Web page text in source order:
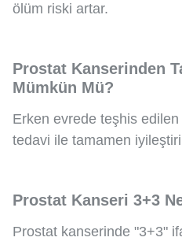
ölüm riski artar.
Prostat Kanserinden
Mümkün Mü?
Erken evrede teşhis
tedavi ile tamamen
Prostat Kanseri 3+3
Prostat kanserinde "3+3"